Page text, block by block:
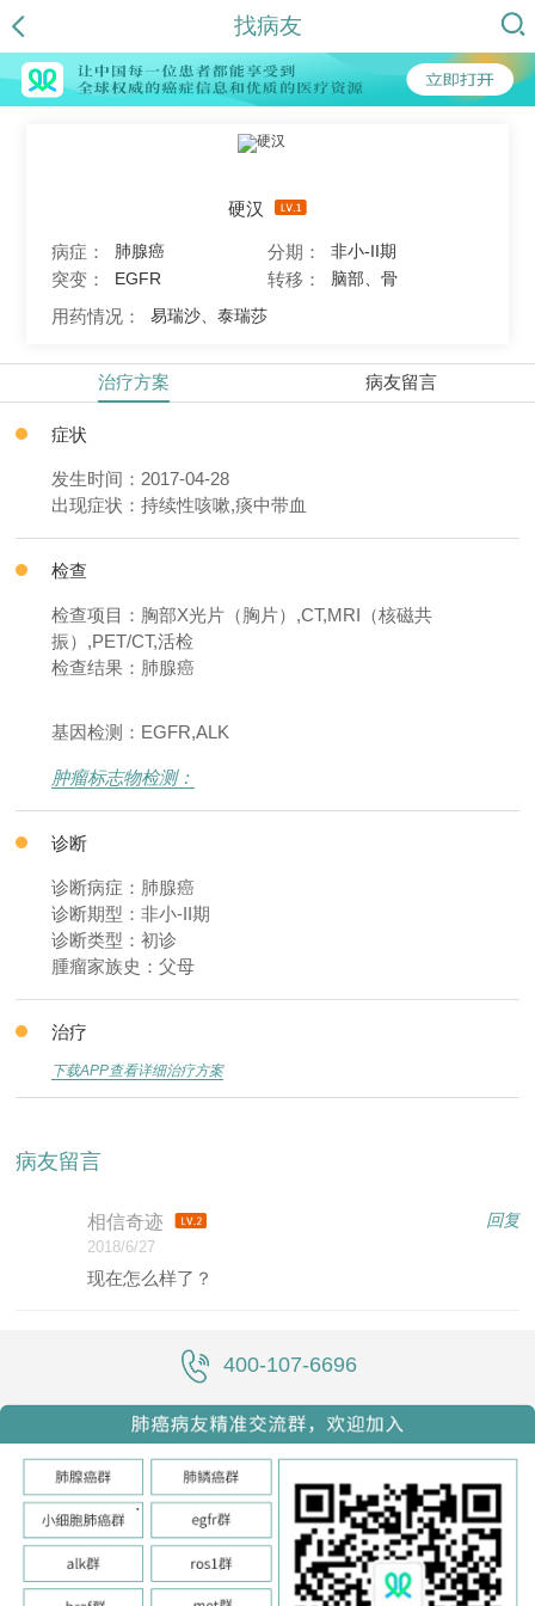
找病友
硬汉
病症： 肺腺癌 分期： 非小-II期
突变： EGFR 转移： 脑部、骨
用药情况： 易瑞沙、泰瑞莎
治疗方案 病友留言
症状
发生时间：2017-04-28
出现症状：持续性咳嗽,痰中带血
检查
检查项目：胸部X光片（胸片）,CT,MRI（核磁共
振）,PET/CT,活检
检查结果：肺腺癌
基因检测：EGFR,ALK
肿瘤标志物检测：
诊断
诊断病症：肺腺癌
诊断期型：非小-II期
诊断类型：初诊
腫瘤家族史：父母
治疗
下载APP查看详细治疗方案
病友留言
回复
相信奇迹
2018/6/27
现在怎么样了？
400-107-6696